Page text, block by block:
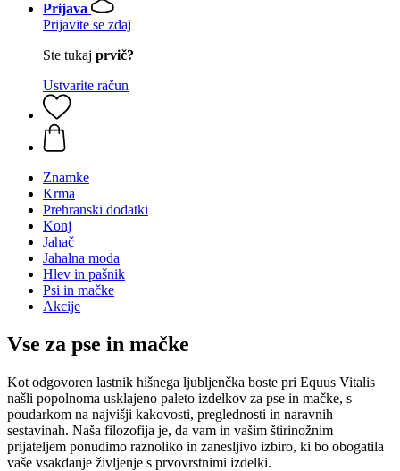
Prijava
Prijavite se zdaj
Ste tukaj prvič?
Ustvarite račun
Znamke
Krma
Prehranski dodatki
Konj
Jahač
Jahalna moda
Hlev in pašnik
Psi in mačke
Akcije
Vse za pse in mačke
Kot odgovoren lastnik hišnega ljubljenčka boste pri Equus Vitalis
našli popolnoma usklajeno paleto izdelkov za pse in mačke, s
poudarkom na najvišji kakovosti, preglednosti in naravnih
sestavinah. Naša filozofija je, da vam in vašim štirinožnim
prijateljem ponudimo raznoliko in zanesljivo izbiro, ki bo obogatila
vaše vsakdanje življenje s prvovrstnimi izdelki.